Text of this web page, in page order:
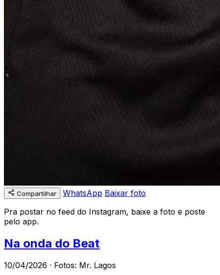
Compartilhar WhatsApp Baixar foto
Pra postar no feed do Instagram, baixe a foto e poste
pelo app.
Na onda do Beat
10/04/2026 · Fotos: Mr. Lagos